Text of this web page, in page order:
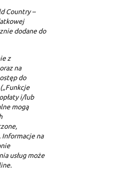
Country –
dodane do
z
na
do
i/lub
mogą
Informacje na
usług może